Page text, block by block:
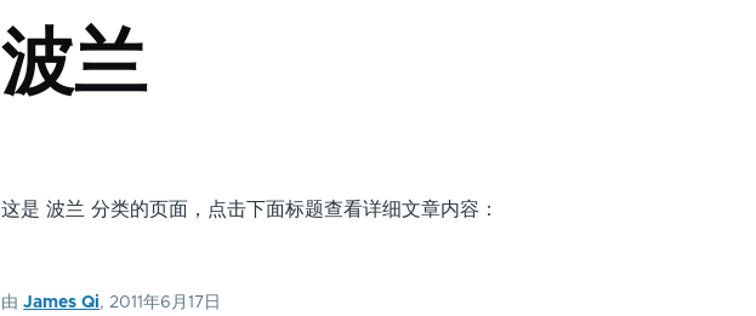
包
屑
波兰
这是 波兰 分类的页面，点击下面标题查看详细文章内容：
由James Qi, 2011年6月17日